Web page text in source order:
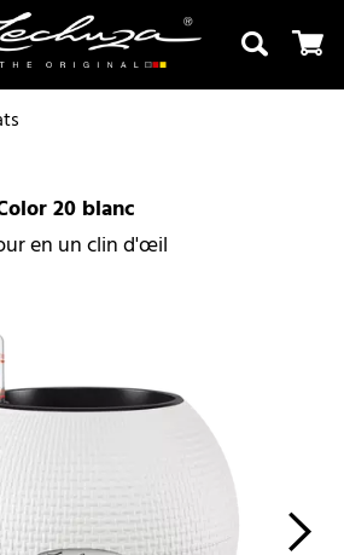
Recherche
20 blanc
en un clin d'œil